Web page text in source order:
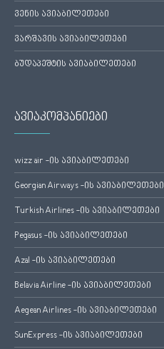
ვენის ავიაბილეთები
ვარშავის ავიაბილეთები
ბუდაპეშტის ავიაბილეთები
ავიაკომპანიები
wizz air -ის ავიაბილეთები
Georgian Airways -ის ავიაბილეთები
Turkish Airlines -ის ავიაბილეთები
Pegasus -ის ავიაბილეთები
Azal -ის ავიაბილეთები
Belavia Airline -ის ავიაბილეთები
Aegean Airlines -ის ავიაბილეთები
SunExpress -ის ავიაბილეთები